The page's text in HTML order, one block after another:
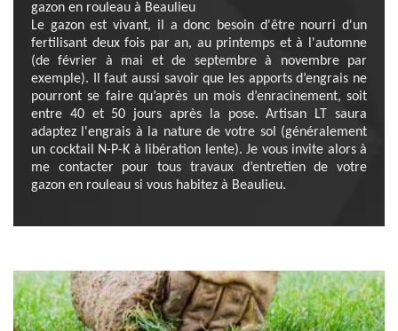
gazon en rouleau à Beaulieu
Le gazon est vivant, il a donc besoin d'être nourri d'un
fertilisant deux fois par an, au printemps et à l'automne
(de février à mai et de septembre à novembre par
exemple). Il faut aussi savoir que les apports d’engrais ne
pourront se faire qu’après un mois d’enracinement, soit
entre 40 et 50 jours après la pose. Artisan LT saura
adaptez l'engrais à la nature de votre sol (généralement
un cocktail N-P-K à libération lente). Je vous invite alors à
me contacter pour tous travaux d’entretien de votre
gazon en rouleau si vous habitez à Beaulieu.